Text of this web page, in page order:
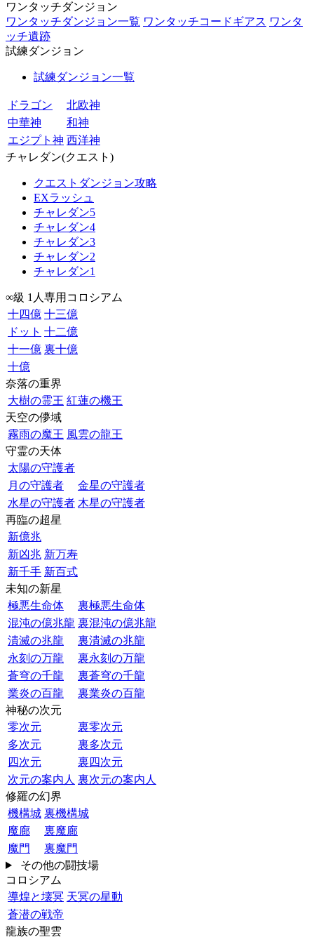
ワンタッチダンジョン
ワンタッチダンジョン一覧 ワンタッチコードギアス ワンタ
ッチ遺跡
試練ダンジョン
試練ダンジョン一覧
ドラゴン
北欧神
中華神
和神
エジプト神 西洋神
チャレダン(クエスト)
クエストダンジョン攻略
EXラッシュ
チャレダン5
チャレダン4
チャレダン3
チャレダン2
チャレダン1
∞級 1人専用コロシアム
十四億 十三億
ドット 十二億
十一億 裏十億
十億
奈落の重界
大樹の霊王 紅蓮の機王
天空の儚域
霧雨の魔王 風雲の龍王
守霊の天体
太陽の守護者
月の守護者
金星の守護者
水星の守護者 木星の守護者
再臨の超星
新億兆
新凶兆 新万寿
新千手 新百式
未知の新星
極悪生命体
裏極悪生命体
混沌の億兆龍 裏混沌の億兆龍
潰滅の兆龍
裏潰滅の兆龍
永刻の万龍
裏永刻の万龍
蒼穹の千龍
裏蒼穹の千龍
業炎の百龍
裏業炎の百龍
神秘の次元
零次元
裏零次元
多次元
裏多次元
四次元
裏四次元
次元の案内人 裏次元の案内人
修羅の幻界
機構城 裏機構城
魔廊
裏魔廊
魔門
裏魔門
その他の闘技場
コロシアム
導煌と壊冥 天冥の星動
蒼潜の戦帝
龍族の聖雲